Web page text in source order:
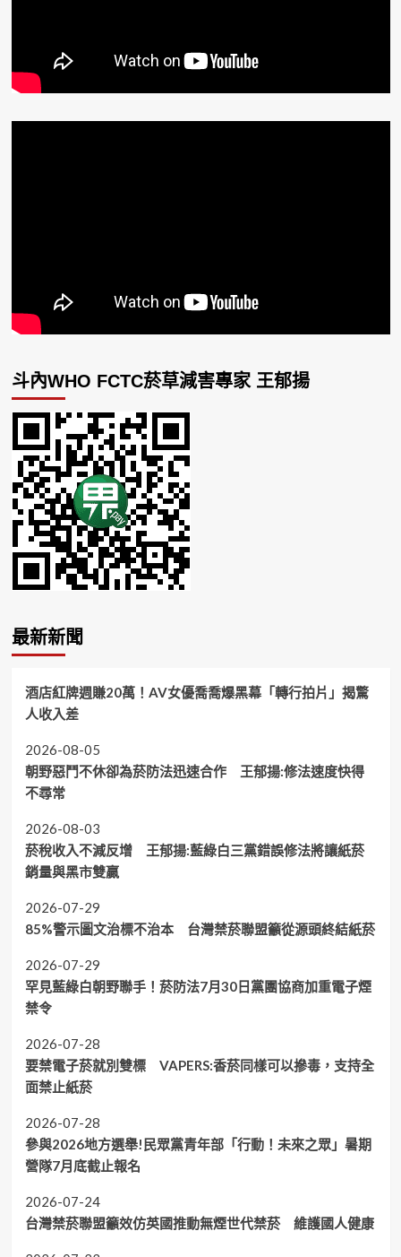
斗內WHO FCTC菸草減害專家 王郁揚
最新新聞
酒店紅牌週賺20萬！AV女優喬喬爆黑幕「轉行拍片」揭驚
人收入差
2026-08-05
朝野惡鬥不休卻為菸防法迅速合作 王郁揚:修法速度快得
不尋常
2026-08-03
菸稅收入不減反增 王郁揚:藍綠白三黨錯誤修法將讓紙菸
銷量與黑市雙贏
2026-07-29
85%警示圖文治標不治本 台灣禁菸聯盟籲從源頭終結紙菸
2026-07-29
罕見藍綠白朝野聯手！菸防法7月30日黨團協商加重電子煙
禁令
2026-07-28
要禁電子菸就別雙標 VAPERS:香菸同樣可以摻毒，支持全
面禁止紙菸
2026-07-28
參與2026地方選舉!民眾黨青年部「行動！未來之眾」暑期
營隊7月底截止報名
2026-07-24
台灣禁菸聯盟籲效仿英國推動無煙世代禁菸 維護國人健康